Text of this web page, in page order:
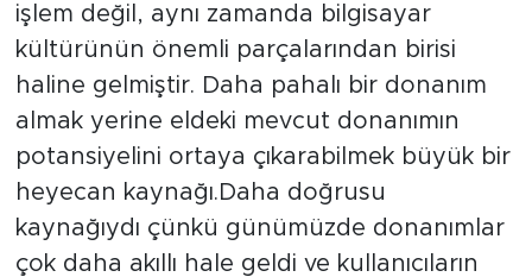
işlem değil, aynı zamanda bilgisayar
kültürünün önemli parçalarından birisi
haline gelmiştir. Daha pahalı bir donanım
almak yerine eldeki mevcut donanımın
potansiyelini ortaya çıkarabilmek büyük bir
heyecan kaynağı.Daha doğrusu
kaynağıydı çünkü günümüzde donanımlar
çok daha akıllı hale geldi ve kullanıcıların